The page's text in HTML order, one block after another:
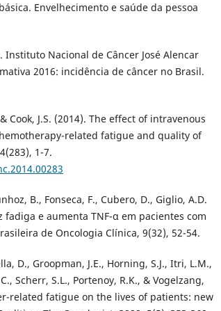
Envelhecimento e saúde da pessoa
Nacional de Câncer José Alencar
2016: incidência de câncer no Brasil.
Cook, J.S. (2014). The effect of intravenous
related fatigue and quality of
1-7.
B., Fonseca, F., Cubero, D., Giglio, A.D.
e aumenta TNF-α em pacientes com
de Oncologia Clínica, 9(32), 52-54.
D., Groopman, J.E., Horning, S.J., Itri, L.M.,
Scherr, S.L., Portenoy, R.K., & Vogelzang,
related fatigue on the lives of patients: new